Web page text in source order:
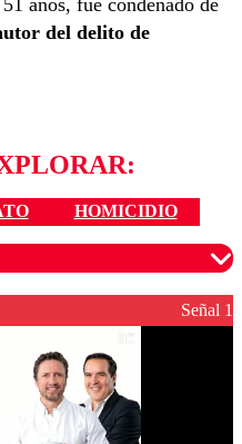
años, fue condenado de
del delito de
HOMICIDIO
para garantizar un
Señal 1